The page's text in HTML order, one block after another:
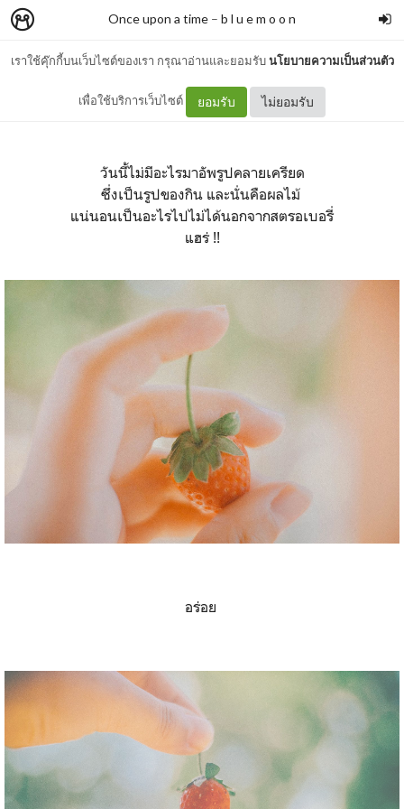
เราใช้คุ๊กกี้บนเว็บไซต์ของเรา กรุณาอ่านและยอมรับนโยบายความเป็นส่วนตัว
เพื่อใช้บริการเว็บไซต์ ยอมรับ ไม่ยอมรับ
Once upon a time – b l u e m o o n
สตรอเบอรรี่ที่ฉันรัก :)
วันนี้ไม่มีอะไรมาอัพรูปคลายเครียด
ซึ่งเป็นรูปของกิน และนั่นคือผลไม้
แน่นอนเป็นอะไรไปไม่ได้นอกจากสตรอเบอรี่
แฮร่ !!
อร่อย